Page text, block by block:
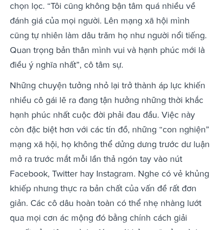
chọn lọc. “Tôi cũng không bận tâm quá nhiều về
đánh giá của mọi người. Lên mạng xã hội mình
cũng tự nhiên làm dâu trăm họ như người nổi tiếng.
Quan trọng bản thân mình vui và hạnh phúc mới là
điều ý nghĩa nhất”, cô tâm sự.
Những chuyện tưởng nhỏ lại trở thành áp lực khiến
nhiều cô gái lẽ ra đang tận hưởng những thời khắc
hạnh phúc nhất cuộc đời phải đau đầu. Việc này
còn đặc biệt hơn với các tín đồ, những “con nghiện”
mạng xã hội, họ không thể dửng dưng trước dư luận
mở ra trước mắt mỗi lần thả ngón tay vào nút
Facebook, Twitter hay Instagram. Nghe có vẻ khủng
khiếp nhưng thực ra bản chất của vấn đề rất đơn
giản. Các cô dâu hoàn toàn có thể nhẹ nhàng lướt
qua mọi cơn ác mộng đó bằng chính cách giải